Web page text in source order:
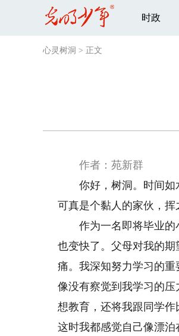
时政
心灵树洞 > 正文
作者：苑新群
你好，树洞。时间如水
可真是个黏人的家伙，挥
作为一名即将毕业的小
也变快了。父母对我的
痛。我深知努力学习的
像没有察觉到我学习的
想教育，还将我跟同学
这时我都感觉自己像漂